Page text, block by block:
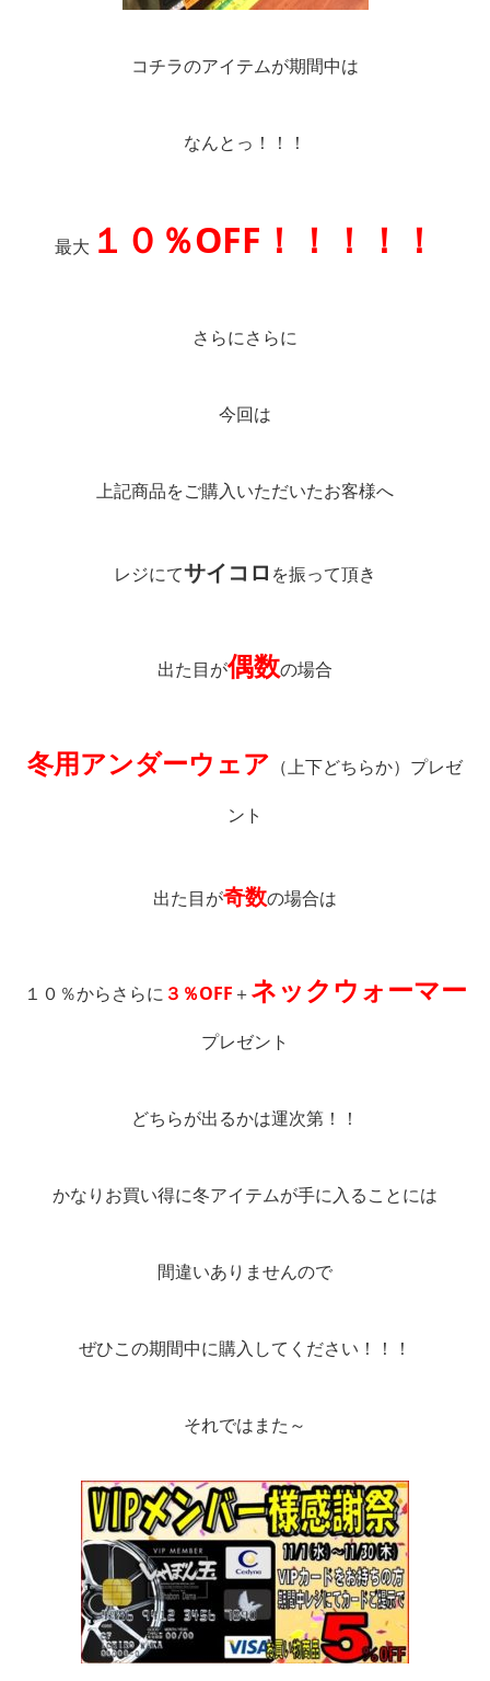
コチラのアイテムが期間中は
なんとっ！！！
最大 １０％OFF！！！！！
さらにさらに
今回は
上記商品をご購入いただいたお客様へ
レジにてサイコロ を振って頂き
出た目が偶数の場合
冬用アンダーウェア （上下どちらか）プレゼ
ント
出た目が奇数の場合は
１０％からさらに ３％OFF ＋ネックウォーマー
プレゼント
どちらが出るかは運次第！！
かなりお買い得に冬アイテムが手に入ることには
間違いありませんので
ぜひこの期間中に購入してください！！！
それではまた～